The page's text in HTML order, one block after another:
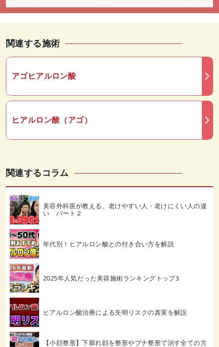
関連する施術
アゴヒアルロン酸
ヒアルロン酸（アゴ）
関連するコラム
美容外科医が教える、老けやすい人・老けにくい人の違
い パート２
年代別！ヒアルロン酸との付き合い方を解説
2025年人気だった美容施術ランキングトップ3
ヒアルロン酸治療による失明リスクの真実を解説
【小顔整形】下膨れ顔を整形やプチ整形で治す全ての方